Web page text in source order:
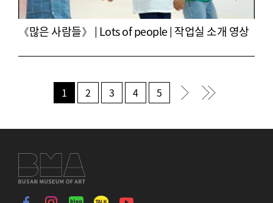
《많은 사람들》 | Lots of people | 작업실 소개 영상
1 2 3 4 5